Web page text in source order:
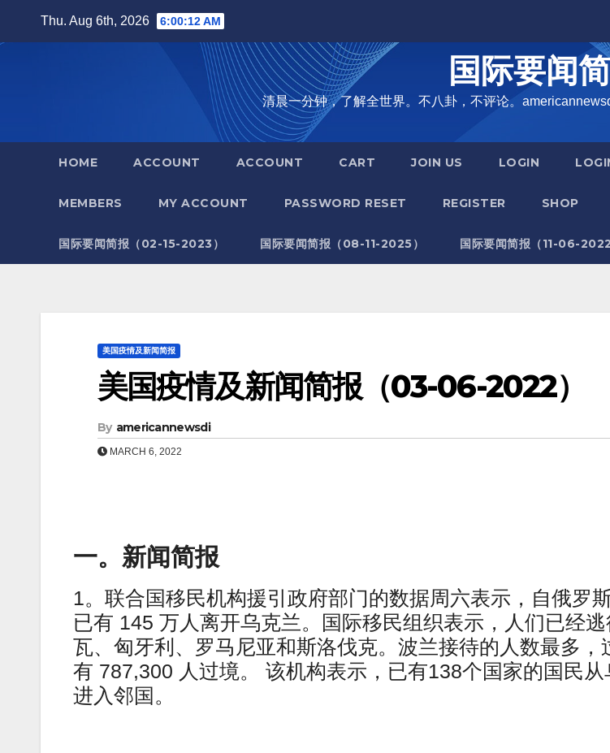
Thu. Aug 6th, 2026 6:00:13 AM
国际要闻
清晨一分钟，了解全世界。不八卦，不评论。
HOME ACCOUNT ACCOUNT CART JOIN US LOGIN
MEMBERS MY ACCOUNT PASSWORD RESET REGISTER SHOP
国际要闻简报（02-15-2023） 国际要闻简报（08-11-2025） 国际要闻简报（11-06-2022
美国疫情及新闻简报
美国疫情及新闻简报（03-06-2022）
By americannewsdi
MARCH 6, 2022
一。新闻简报
1。联合国移民机构援引政府部门的数据周六表示，自俄罗
已有 145 万人离开乌克兰。国际移民组织表示，人们已经
瓦、匈牙利、罗马尼亚和斯洛伐克。波兰接待的人数最多，
有 787,300 人过境。 该机构表示，已有138个国家的国民
进入邻国。